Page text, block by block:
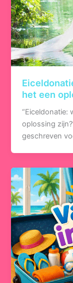
het een
“Eiceldonatie:
oplossing
geschreven